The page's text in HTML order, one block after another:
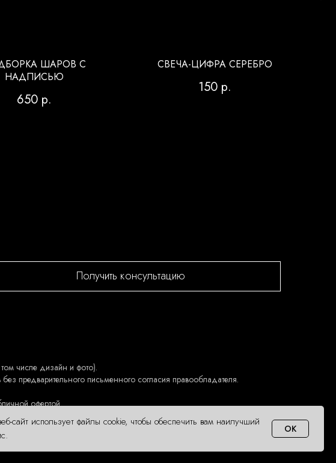
ШАРОВ С
НАДПИСЬЮ
650 р.
СВЕЧА-ЦИФРА СЕРЕБРО
150 р.
Получить консультацию
числе дизайн и фото).
предварительного письменного согласия правообладателя.
офертой.
сайт использует файлы cookie, чтобы обеспечить вам наилучший
OK